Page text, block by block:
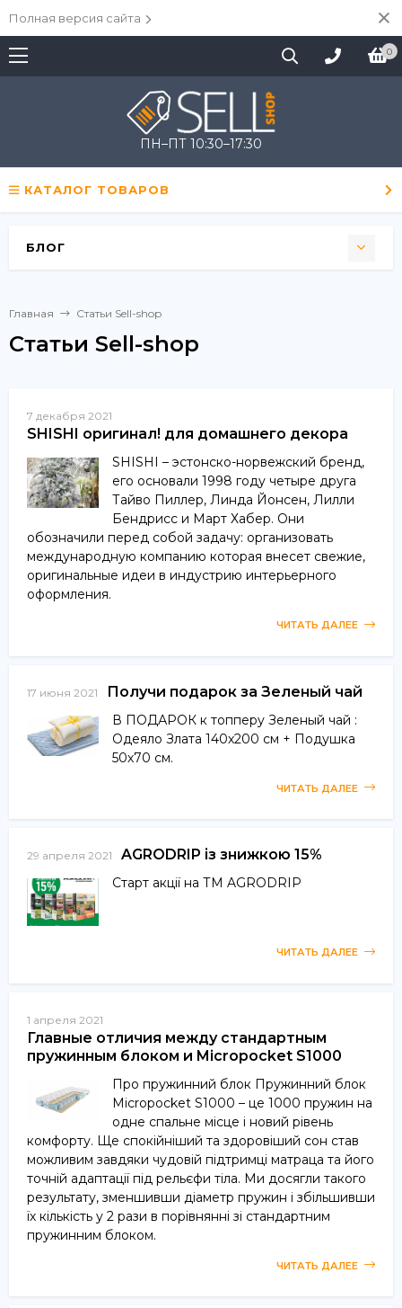
Полная версия сайта
0
ПН–ПТ 10:30–17:30
КАТАЛОГ ТОВАРОВ
Главная Статьи Sell-shop
Статьи Sell-shop
7 декабря 2021
SHISHI оригинал! для домашнего декора
SHISHI – эстонско-норвежский бренд,
его основали 1998 году четыре друга
Тайво Пиллер, Линда Йонсен, Лилли
Бендрисс и Март Хабер. Они
обозначили перед собой задачу: организовать
международную компанию которая внесет свежие,
оригинальные идеи в индустрию интерьерного
оформления.
ЧИТАТЬ ДАЛЕЕ
17 июня 2021 Получи подарок за Зеленый чай
В ПОДАРОК к топперу Зеленый чай :
Одеяло Злата 140х200 см + Подушка
50х70 см.
ЧИТАТЬ ДАЛЕЕ
29 апреля 2021 AGRODRIP із знижкою 15%
Старт акції на ТМ AGRODRIP
ЧИТАТЬ ДАЛЕЕ
1 апреля 2021
Главные отличия между стандартным
пружинным блоком и Micropocket S1000
Про пружинний блок Пружинний блок
Micropocket S1000 – це 1000 пружин на
одне спальне місце і новий рівень
комфорту. Ще спокійніший та здоровіший сон став
можливим завдяки чудовій підтримці матраца та його
точній адаптації під рельєфи тіла. Ми досягли такого
результату, зменшивши діаметр пружин і збільшивши
їх кількість у 2 рази в порівнянні зі стандартним
пружинним блоком.
ЧИТАТЬ ДАЛЕЕ
БЛОГ